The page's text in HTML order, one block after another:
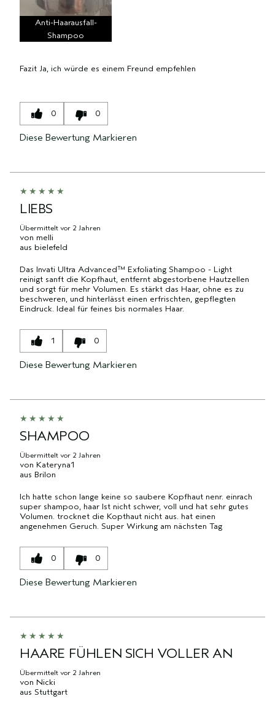
Anti-Haarausfall-
Shampoo
Fazit Ja, ich würde es einem Freund empfehlen
0 0
Diese Bewertung Markieren
LIEBS
Übermittelt vor 2 Jahren
von melli
aus bielefeld
Das Invati Ultra Advanced™ Exfoliating Shampoo - Light
reinigt sanft die Kopfhaut, entfernt abgestorbene Hautzellen
und sorgt für mehr Volumen. Es stärkt das Haar, ohne es zu
beschweren, und hinterlässt einen erfrischten, gepflegten
Eindruck. Ideal für feines bis normales Haar.
1 0
Diese Bewertung Markieren
SHAMPOO
Übermittelt vor 2 Jahren
von Kateryna1
aus Brilon
Ich hatte schon lange keine so saubere Kopfhaut nenr. einrach
super shampoo, haar Ist nicht schwer, voll und hat sehr gutes
Volumen. trocknet die Kopthaut nicht aus. hat einen
angenehmen Geruch. Super Wirkung am nächsten Tag
0 0
Diese Bewertung Markieren
HAARE FÜHLEN SICH VOLLER AN
Übermittelt vor 2 Jahren
von Nicki
aus Stuttgart